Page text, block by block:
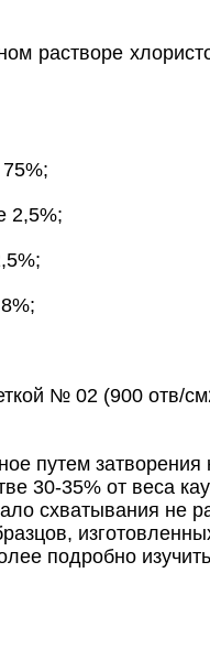
растворе
2,5%;
№ 02 (900 отв/
путем затворения
30-35% от веса
схватывания не
подробно изучить